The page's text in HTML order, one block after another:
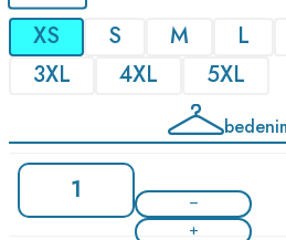
XS S M L
3XL
4XL 5XL